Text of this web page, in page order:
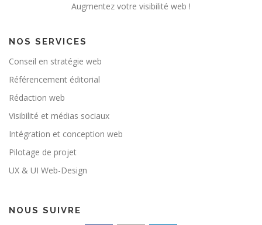
Augmentez votre visibilité web !
NOS SERVICES
Conseil en stratégie web
Référencement éditorial
Rédaction web
Visibilité et médias sociaux
Intégration et conception web
Pilotage de projet
UX & UI Web-Design
NOUS SUIVRE